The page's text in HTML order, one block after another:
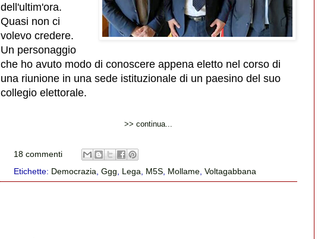
dell'ultim'ora.
Quasi non ci
volevo credere.
Un personaggio
che ho avuto modo di conoscere appena eletto nel corso di
una riunione in una sede istituzionale di un paesino del suo
collegio elettorale.
>> continua...
18 commenti
Etichette: Democrazia ,Ggg Lega M5S Mollame ,Voltagabbana